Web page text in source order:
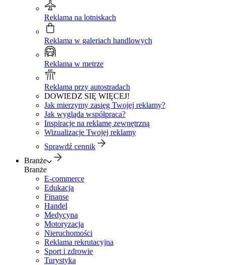
Reklama na lotniskach
Reklama w galeriach handlowych
Reklama w metrze
Reklama przy autostradach
DOWIEDZ SIĘ WIĘCEJ!
Jak mierzymy zasięg Twojej reklamy?
Jak wygląda współpraca?
Inspiracje na reklamę zewnętrzną
Wizualizacje Twojej reklamy
Sprawdź cennik
Branże
Branże
E-commerce
Edukacja
Finanse
Handel
Medycyna
Motoryzacja
Nieruchomości
Reklama rekrutacyjna
Sport i zdrowie
Turystyka